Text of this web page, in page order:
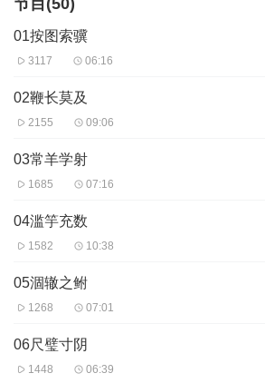
节目(50)
01按图索骥
3117 06:16
02鞭长莫及
2155 09:06
03常羊学射
1685 07:16
04滥竽充数
1582 10:38
05涸辙之鲋
1268 07:01
06尺璧寸阴
1448 06:39